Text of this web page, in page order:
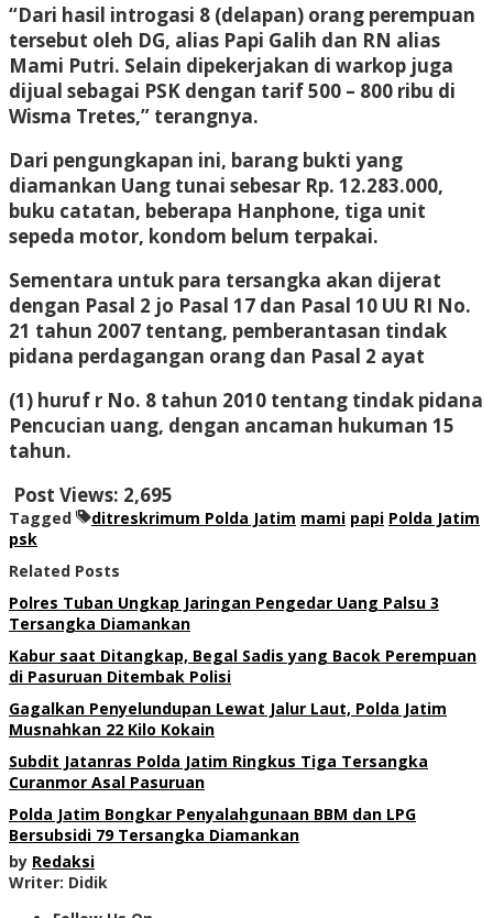
“Dari hasil introgasi 8 (delapan) orang perempuan
tersebut oleh DG, alias Papi Galih dan RN alias
Mami Putri. Selain dipekerjakan di warkop juga
dijual sebagai PSK dengan tarif 500 – 800 ribu di
Wisma Tretes,” terangnya.
Dari pengungkapan ini, barang bukti yang
diamankan Uang tunai sebesar Rp. 12.283.000,
buku catatan, beberapa Hanphone, tiga unit
sepeda motor, kondom belum terpakai.
Sementara untuk para tersangka akan dijerat
dengan Pasal 2 jo Pasal 17 dan Pasal 10 UU RI No.
21 tahun 2007 tentang, pemberantasan tindak
pidana perdagangan orang dan Pasal 2 ayat
(1) huruf r No. 8 tahun 2010 tentang tindak pidana
Pencucian uang, dengan ancaman hukuman 15
tahun.
Post Views: 2,695
Tagged ditreskrimum Polda Jatim mami papi Polda Jatim
psk
Related Posts
Polres Tuban Ungkap Jaringan Pengedar Uang Palsu 3
Tersangka Diamankan
Kabur saat Ditangkap, Begal Sadis yang Bacok Perempuan
di Pasuruan Ditembak Polisi
Gagalkan Penyelundupan Lewat Jalur Laut, Polda Jatim
Musnahkan 22 Kilo Kokain
Subdit Jatanras Polda Jatim Ringkus Tiga Tersangka
Curanmor Asal Pasuruan
Polda Jatim Bongkar Penyalahgunaan BBM dan LPG
Bersubsidi 79 Tersangka Diamankan
by Redaksi
Writer: Didik